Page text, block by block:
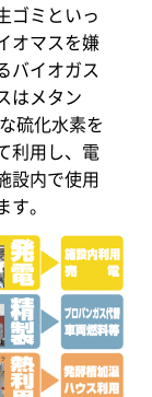
ゴミといっ
オマスを嫌
バイオガス
はメタン
硫化水素を
利用し、電
設内で使用
。